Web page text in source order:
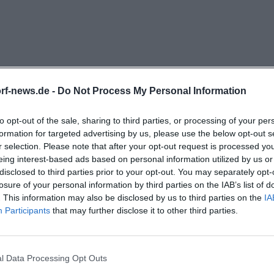
news.de - Do Not Process My Personal Information
opt-out of the sale, sharing to third parties, or processing of your
for targeted advertising by us, please use the below opt-out
selection. Please note that after your opt-out request is processed
interest-based ads based on personal information utilized by us
to third parties prior to your opt-out. You may separately
of your personal information by third parties on the IAB’s list of
This information may also be disclosed by us to third parties on the
Participants that may further disclose it to other third parties.
Data Processing Opt Outs
verlassen wollen.
ist die Situation etwas anders. Camping
Rezeptionszeiten von Montag bis Sonntag, jeweils
15:00 bis 20:00 Uhr. Wer kurzfristig buchen möchte,
wird deutlich: Der Campingplatz ist auf Gäste mit
die Strandbar dagegen funktioniert als
und wetterabhängigem Betrieb. Für die Planung
beide Angebote gut ergänzen. Tagsüber kann
dem Fahrrad ankommen, abends sitzt man noch
Übernachtungsgäste bleibt der Campingplatz als
bestehen.
des Donaustrands ist Teil seines Charmes. In
Deggendorf?